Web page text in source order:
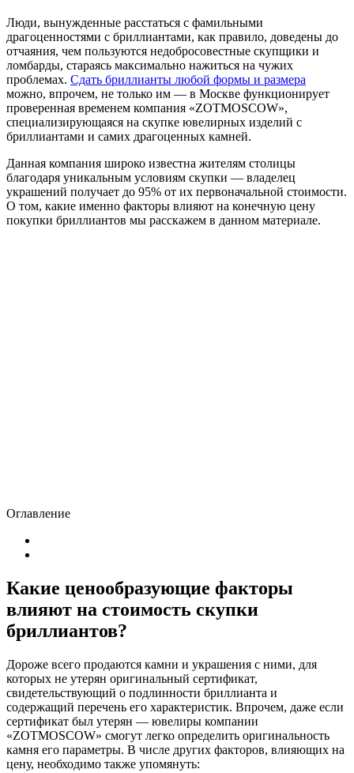
Люди, вынужденные расстаться с фамильными
драгоценностями с бриллиантами, как правило, доведены до
отчаяния, чем пользуются недобросовестные скупщики и
ломбарды, стараясь максимально нажиться на чужих
проблемах. Сдать бриллианты любой формы и размера
можно, впрочем, не только им — в Москве функционирует
проверенная временем компания «ZOTMOSCOW»,
специализирующаяся на скупке ювелирных изделий с
бриллиантами и самих драгоценных камней.
Данная компания широко известна жителям столицы
благодаря уникальным условиям скупки — владелец
украшений получает до 95% от их первоначальной стоимости.
О том, какие именно факторы влияют на конечную цену
покупки бриллиантов мы расскажем в данном материале.
Оглавление
Какие ценообразующие факторы
влияют на стоимость скупки
бриллиантов?
Дороже всего продаются камни и украшения с ними, для
которых не утерян оригинальный сертификат,
свидетельствующий о подлинности бриллианта и
содержащий перечень его характеристик. Впрочем, даже если
сертификат был утерян — ювелиры компании
«ZOTMOSCOW» смогут легко определить оригинальность
камня его параметры. В числе других факторов, влияющих на
цену, необходимо также упомянуть: